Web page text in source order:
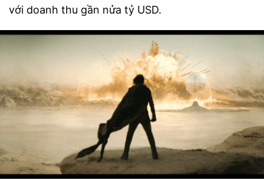
với doanh thu gần nửa tỷ USD.